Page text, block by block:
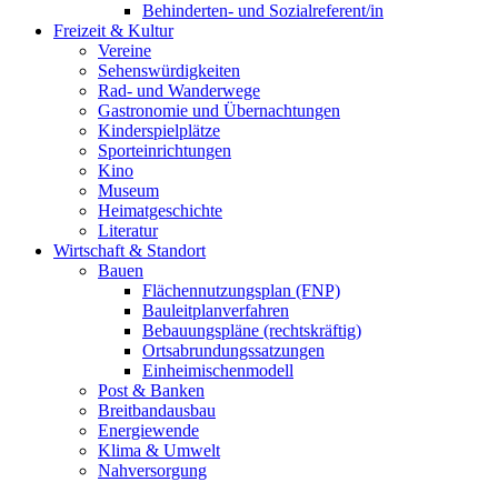
Behinderten- und Sozialreferent/in
Freizeit & Kultur
Vereine
Sehenswürdigkeiten
Rad- und Wanderwege
Gastronomie und Übernachtungen
Kinderspielplätze
Sporteinrichtungen
Kino
Museum
Heimatgeschichte
Literatur
Wirtschaft & Standort
Bauen
Flächennutzungsplan (FNP)
Bauleitplanverfahren
Bebauungspläne (rechtskräftig)
Ortsabrundungssatzungen
Einheimischenmodell
Post & Banken
Breitbandausbau
Energiewende
Klima & Umwelt
Nahversorgung